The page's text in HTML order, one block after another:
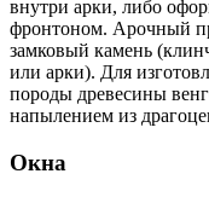
внутри арки, либо
фронтоном. Арочный
замковый камень
или арки). Для
породы древесины
напылением из
Окна